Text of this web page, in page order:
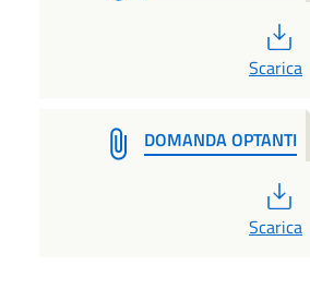
Scarica
DOMANDA OPTANTI
Scarica